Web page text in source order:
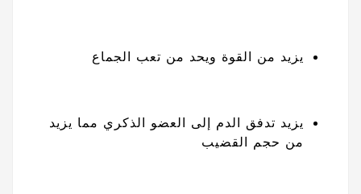
يزيد من القوة ويحد من تعب الجماع
يزيد تدفق الدم إلى العضو الذكري مما يزيد
من حجم القضيب